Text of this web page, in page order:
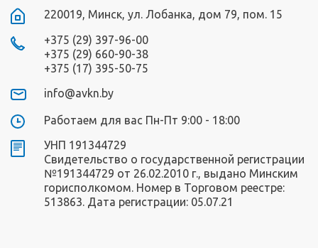
220019, Минск, ул. Лобанка, дом 79, пом. 15
+375 (29) 397-96-00
+375 (29) 660-90-38
+375 (17) 395-50-75
info@avkn.by
Работаем для вас Пн-Пт 9:00 - 18:00
УНП 191344729
Свидетельство о государственной регистрации
№191344729 от 26.02.2010 г., выдано Минским
горисполкомом. Номер в Торговом реестре:
513863. Дата регистрации: 05.07.21